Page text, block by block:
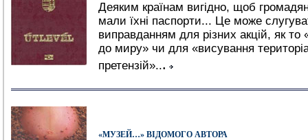
Деяким країнам вигідно, щоб
мали їхні паспорти... Це може
виправданням для різних акцій, як
до миру» чи для «висування
претензій»...
«МУЗЕЙ…» ВІДОМОГО АВТОРА